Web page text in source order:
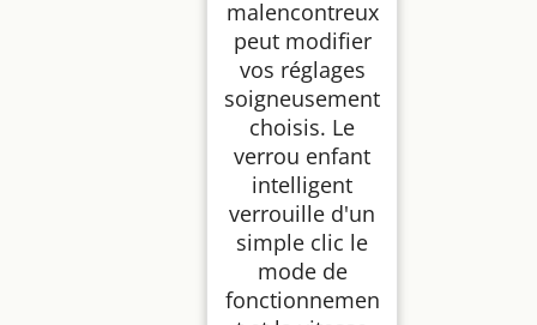
malencontreux
peut modifier
vos réglages
soigneusement
choisis. Le
verrou enfant
intelligent
verrouille d'un
simple clic le
mode de
fonctionnemen